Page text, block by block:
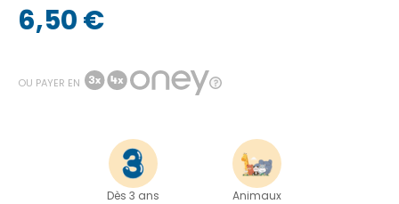
6,50 €
OU PAYER EN
Dès 3 ans Animaux